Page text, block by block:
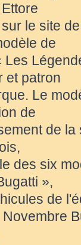
le site
de
Les
et patron
Le
de
de
des six
»,
de
Novembre